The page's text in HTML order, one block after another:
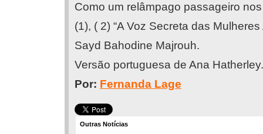
Como um relâmpago passageiro
(1), ( 2) “A Voz Secreta das
Sayd Bahodine Majrouh.
Versão portuguesa de Ana Hatherley.
Por: Fernanda Lage
Outras Notícias